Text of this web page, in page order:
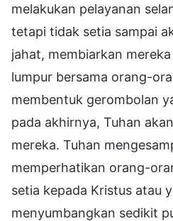
melakukan pelayanan
tetapi tidak setia sampai
jahat, membiarkan
lumpur bersama orang-
membentuk gerombolan
pada akhirnya, Tuhan
mereka. Tuhan
memperhatikan orang-
setia kepada Kristus atau
menyumbangkan sedikit